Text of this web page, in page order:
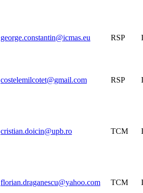
george.constantin@icmas.eu RSP
costelemilcotet@gmail.com RSP
cristian.doicin@upb.ro TCM
florian.draganescu@yahoo.com TCM